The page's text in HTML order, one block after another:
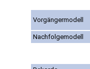
Vorgängermodell
Nachfolgemodell